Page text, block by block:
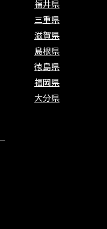
福井県
三重県
滋賀県
島根県
徳島県
福岡県
大分県